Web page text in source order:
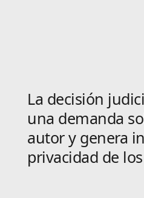
La decisión
una demanda
autor y genera
privacidad de